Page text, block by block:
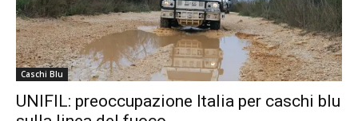
Caschi Blu
UNIFIL: preoccupazione Italia per caschi blu